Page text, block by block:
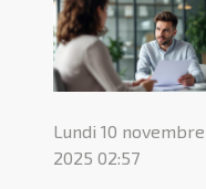
Lundi 10 novembre
2025 02:57